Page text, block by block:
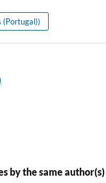
(Portugal))
by the same author(s)